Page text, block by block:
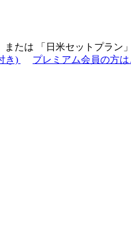
または 「 日米セットプラン 」
き)
プレミアム会員の方